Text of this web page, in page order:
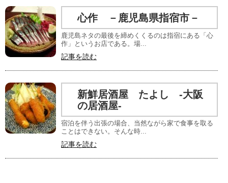
心作 －鹿児島県指宿市－
鹿児島ネタの最後を締めくくるのは指宿にある「心
作」というお店である。場...
記事を読む
新鮮居酒屋 たよし -大阪
の居酒屋-
宿泊を伴う出張の場合、当然ながら家で食事を取る
ことはできない。そんな時...
記事を読む